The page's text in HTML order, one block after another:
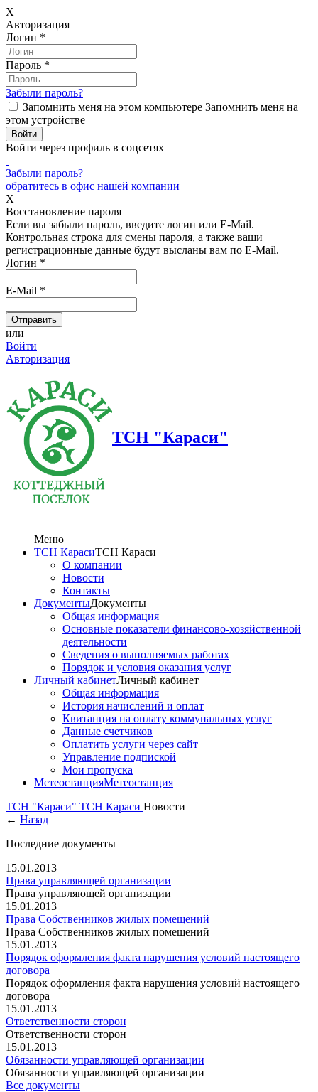
X
Авторизация
Логин *
Пароль *
Забыли пароль?
Запомнить меня на этом компьютере Запомнить меня на
этом устройстве
Войти через профиль в соцсетях
Забыли пароль?
обратитесь в офис нашей компании
X
Восстановление пароля
Если вы забыли пароль, введите логин или E-Mail.
Контрольная строка для смены пароля, а также ваши
регистрационные данные будут высланы вам по E-Mail.
Логин *
E-Mail *
или
Войти
Авторизация
ТСН "Караси"
Меню
ТСН КарасиТСН Караси
О компании
Новости
Контакты
ДокументыДокументы
Общая информация
Основные показатели финансово-хозяйственной
деятельности
Сведения о выполняемых работах
Порядок и условия оказания услуг
Личный кабинетЛичный кабинет
Общая информация
История начислений и оплат
Квитанция на оплату коммунальных услуг
Данные счетчиков
Оплатить услуги через сайт
Управление подпиской
Мои пропуска
МетеостанцияМетеостанция
ТСН "Караси" ТСН Караси Новости
← Назад
Последние документы
15.01.2013
Права управляющей организации
Права управляющей организации
15.01.2013
Права Собственников жилых помещений
Права Собственников жилых помещений
15.01.2013
Порядок оформления факта нарушения условий настоящего
договора
Порядок оформления факта нарушения условий настоящего
договора
15.01.2013
Ответственности сторон
Ответственности сторон
15.01.2013
Обязанности управляющей организации
Обязанности управляющей организации
Все документы